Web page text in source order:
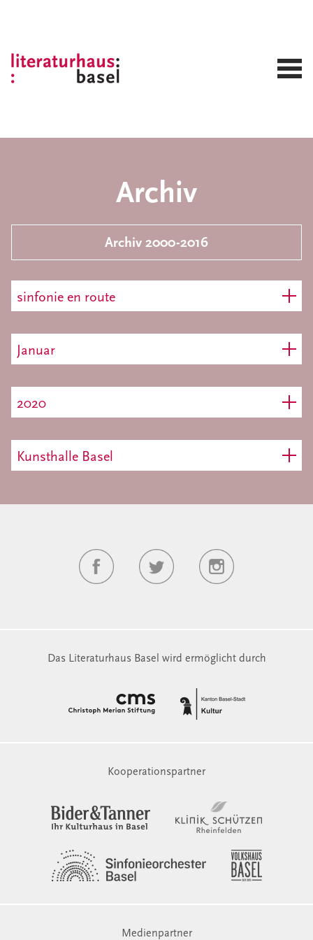
Archiv
Archiv 2000-2016
sinfonie en route
Januar
2020
Kunsthalle Basel
Das Literaturhaus Basel wird ermöglicht durch
Kooperationspartner
Medienpartner